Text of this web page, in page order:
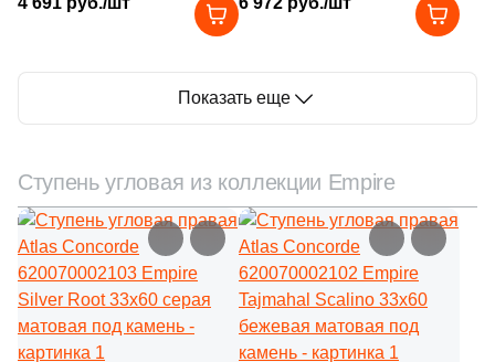
матовая под камень
матовая под камень
Показать еще
Ступень угловая из коллекции Empire